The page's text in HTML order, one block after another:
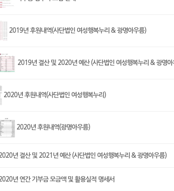
2019년 후원내역(사단법인 여성행복누리 & 광명아우름)
2019년 결산 및 2020년 예산 (사단법인 여성행복누리 & 광명아
2020년 후원내역(사단법인 여성행복누리)
2020년 후원내역(광명아우름)
년 결산 및 2021년 예산 (사단법인 여성행복누리 & 광명아우름)
년 연간 기부금 모금액 및 활용실적 명세서